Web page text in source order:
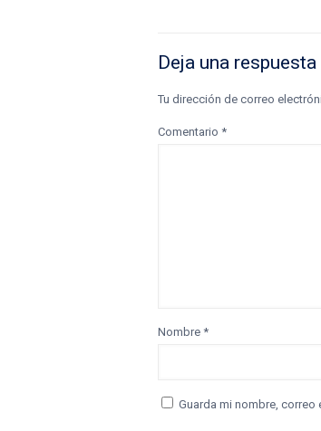
Deja una respuesta
Tu dirección de correo
Comentario *
Nombre *
Guarda mi nombre,